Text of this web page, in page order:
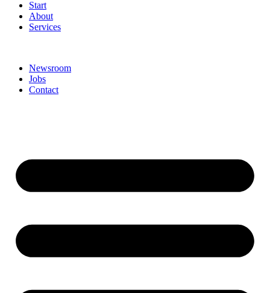
Start
About
Services
Newsroom
Jobs
Contact